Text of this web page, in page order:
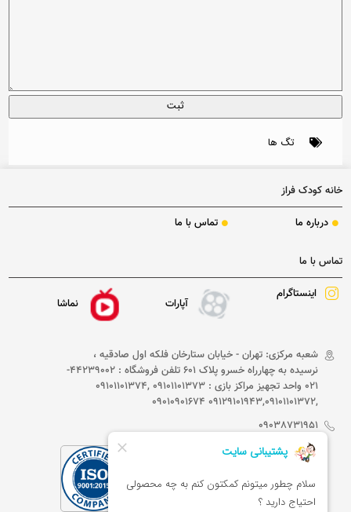
تگ ها
خانه کودک فراز
درباره ما تماس با ما
تماس با ما
اینستاگرام
آپارات نماشا
شعبه مرکزی: تهران - خیابان ستارخان فلکه اول صادقیه ،
نرسیده به چهارراه خسرو پلاک 601 تلفن فروشگاه : 44239002-
021 واحد تجهیز مراکز بازی : 09101101373 ,09101101374
,09129101943,09101101372 09010901674
09038731951